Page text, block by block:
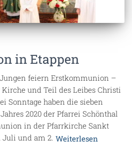
in Etappen
feiern Erstkommunion –
und Teil des Leibes Christi
Sonntage haben die sieben
2020 der Pfarrei Schönthal
in der Pfarrkirche Sankt
Juli und am 2. Weiterlesen